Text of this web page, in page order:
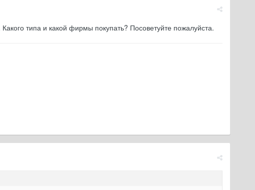
типа и какой фирмы покупать? Посоветуйте пожалуйста.